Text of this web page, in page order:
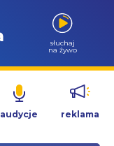
słuchaj
na żywo
audycje reklama